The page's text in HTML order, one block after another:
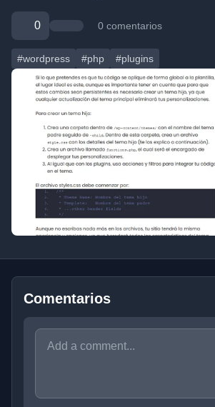
0 0 comentarios
#wordpress #php #plugins
Comentarios